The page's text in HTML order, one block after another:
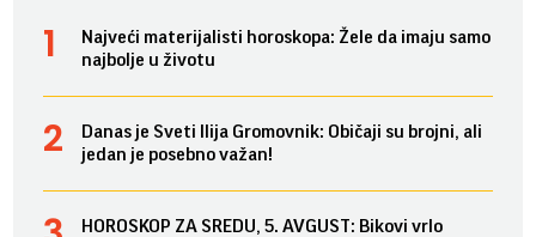
Najveći materijalisti horoskopa: Žele da imaju samo
najbolje u životu
Danas je Sveti Ilija Gromovnik: Običaji su brojni, ali
jedan je posebno važan!
HOROSKOP ZA SREDU, 5. AVGUST: Bikovi vrlo